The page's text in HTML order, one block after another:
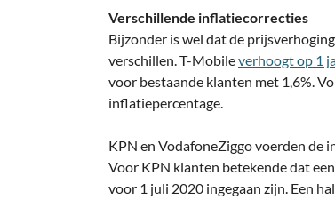
Verschillende inflatiecorrecties
Bijzonder is wel dat de
verschillen. T-Mobileverhoogt op 1
voor bestaande klanten met 1,6%.
inflatiepercentage.
KPN en VodafoneZiggo voerden de
Voor KPN klanten betekende dat een
voor 1 juli 2020 ingegaan zijn. Een